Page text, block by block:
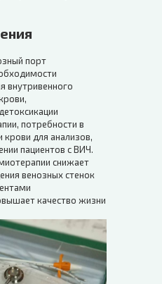
порт
внутривенного
потребности в
крови для анализов,
пациентов с ВИЧ.
снижает
венозных стенок
качество жизни